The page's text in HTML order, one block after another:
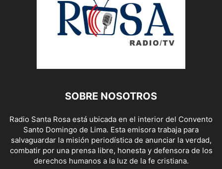
SOBRE NOSOTROS
Radio Santa Rosa está ubicada en el interior del Convento
Santo Domingo de Lima. Esta emisora trabaja para
salvaguardar la misión periodística de anunciar la verdad,
combatir por una prensa libre, honesta y defensora de los
derechos humanos a la luz de la fe cristiana.